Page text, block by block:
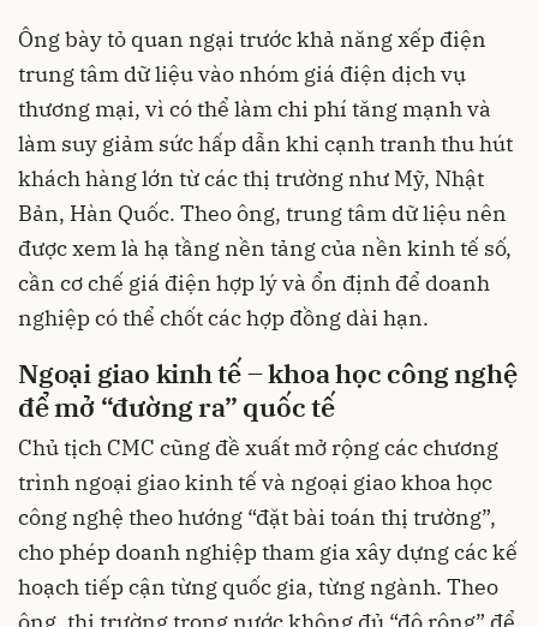
Ông bày tỏ quan ngại trước khả năng xếp điện
trung tâm dữ liệu vào nhóm giá điện dịch vụ
thương mại, vì có thể làm chi phí tăng mạnh và
làm suy giảm sức hấp dẫn khi cạnh tranh thu hút
khách hàng lớn từ các thị trường như Mỹ, Nhật
Bản, Hàn Quốc. Theo ông, trung tâm dữ liệu nên
được xem là hạ tầng nền tảng của nền kinh tế số,
cần cơ chế giá điện hợp lý và ổn định để doanh
nghiệp có thể chốt các hợp đồng dài hạn.
Ngoại giao kinh tế – khoa học công nghệ
để mở “đường ra” quốc tế
Chủ tịch CMC cũng đề xuất mở rộng các chương
trình ngoại giao kinh tế và ngoại giao khoa học
công nghệ theo hướng “đặt bài toán thị trường”,
cho phép doanh nghiệp tham gia xây dựng các kế
hoạch tiếp cận từng quốc gia, từng ngành. Theo